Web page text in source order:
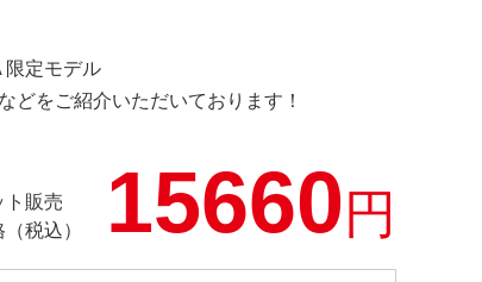
定モデル
どをご紹介いただいております！
ト販売
税込）
15660円